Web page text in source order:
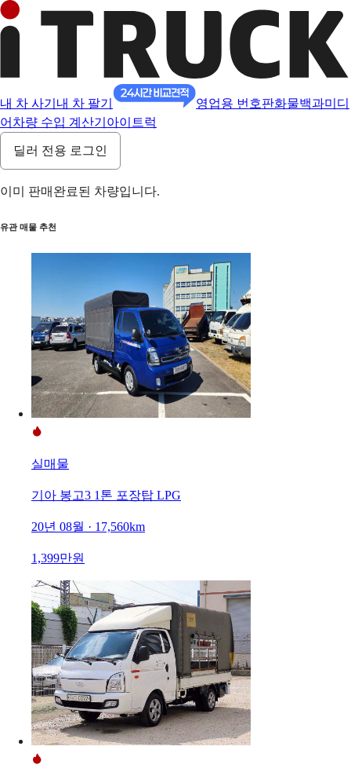
내 차 사기 내 차 팔기 영업용 번호판화물백과미디
어 차량 수입 계산기 아이트럭
딜러 전용 로그인
이미 판매완료된 차량입니다.
유관 매물 추천
실매물
기아 봉고3 1톤 포장탑 LPG
20년 08월 · 17,560km
1,399만원